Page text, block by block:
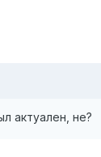
актуален, не?